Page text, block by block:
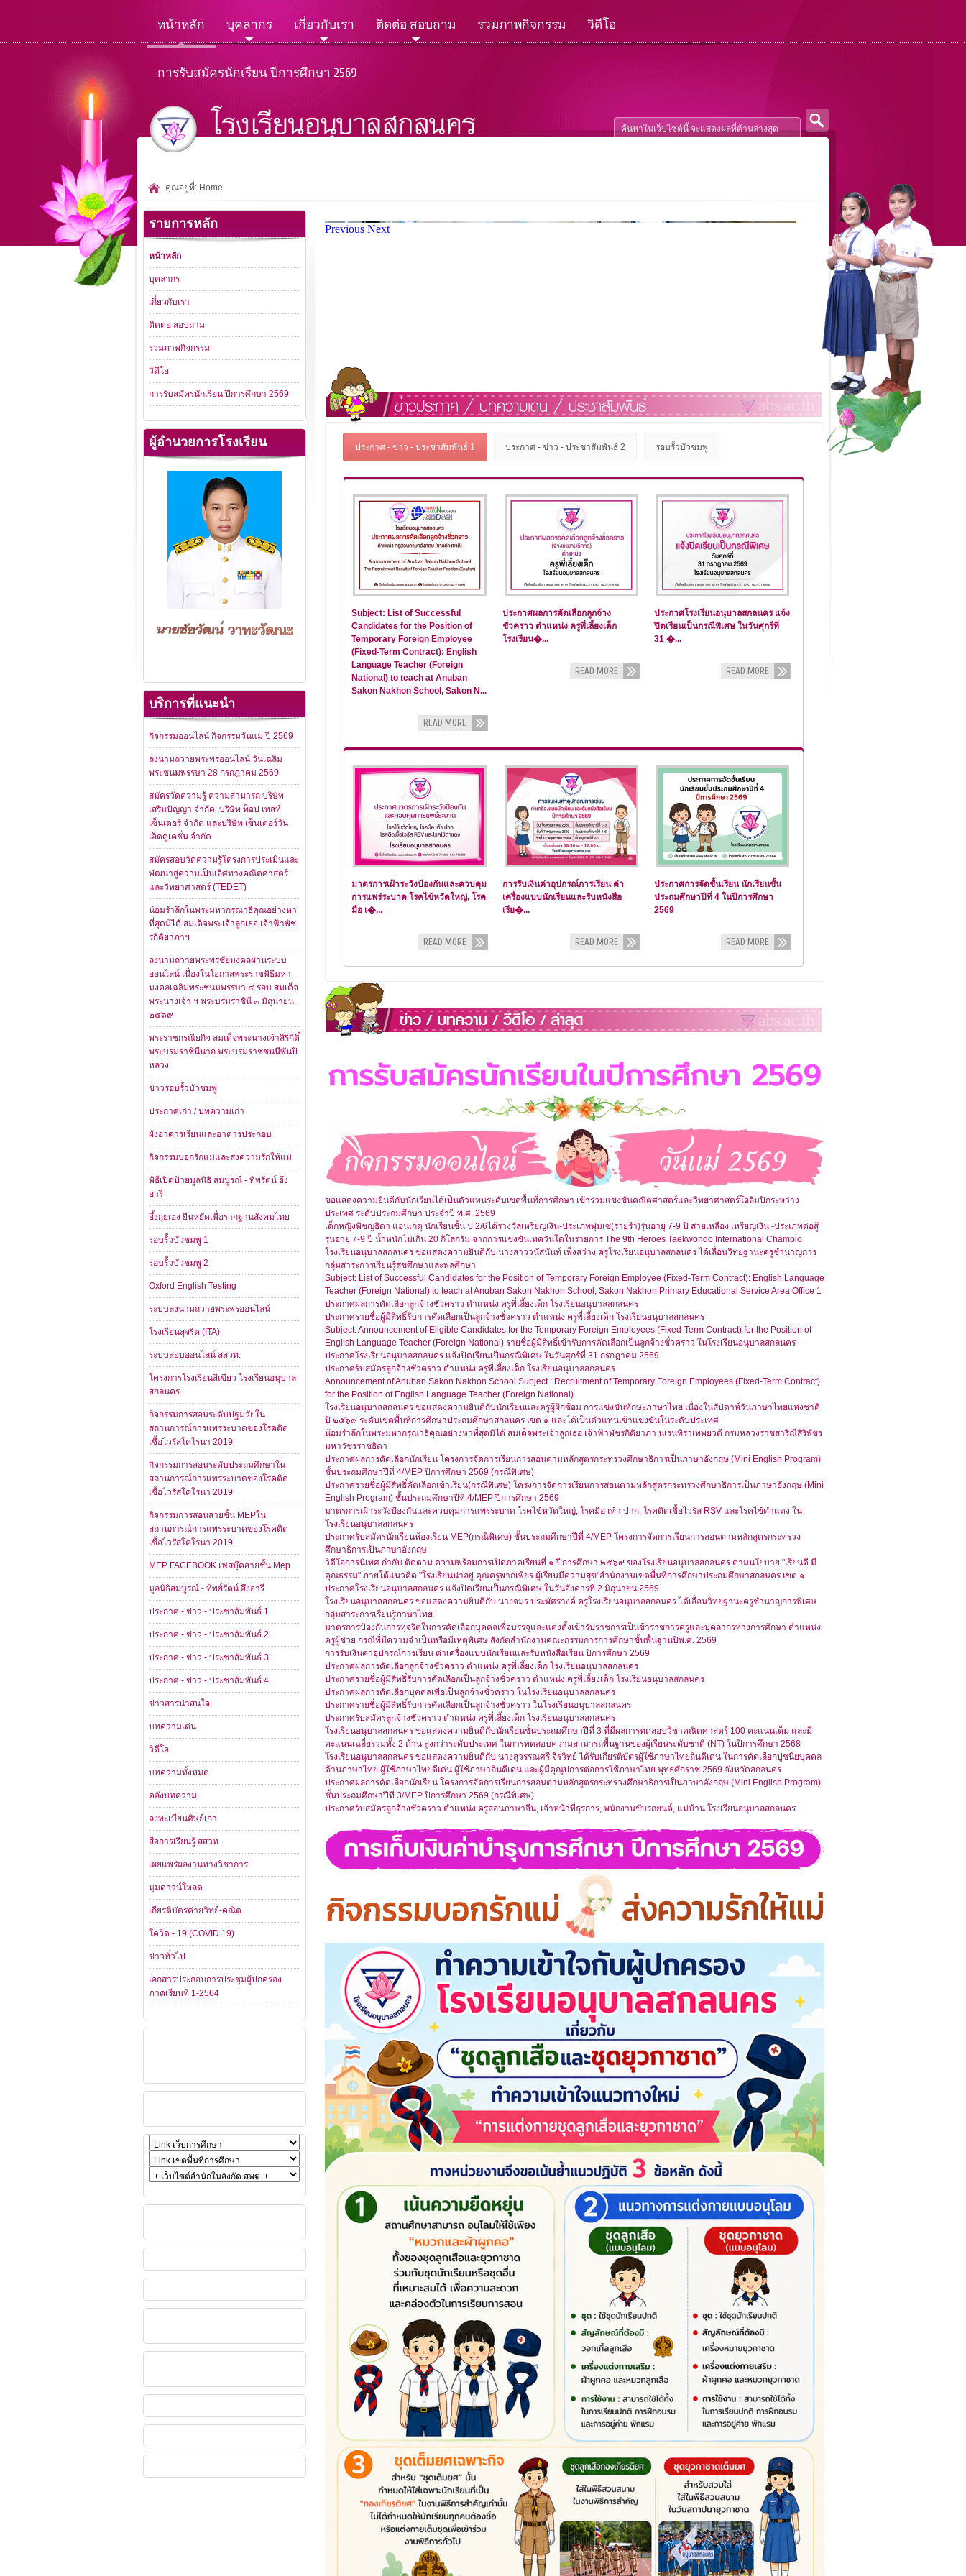
หน้าหลัก บุคลากร เกี่ยวกับเรา ติดต่อ สอบถาม รวมภาพกิจกรรม วิดีโอ
การรับสมัครนักเรียน ปีการศึกษา 2569
คุณอยู่ที่: Home
ประกาศ - ข่าว - ประชาสัมพันธ์ 1 ประกาศ - ข่าว - ประชาสัมพันธ์ 2 รอบรั้วบัวชมพู
Subject: List of Successful
Candidates for the Position of
Temporary Foreign Employee
(Fixed-Term Contract): English
Language Teacher (Foreign
National) to teach at Anuban
Sakon Nakhon School, Sakon N...
READ MORE
ประกาศผลการคัดเลือกลูกจ้าง
ชั่วคราว ตำแหน่ง ครูพี่เลี้ยงเด็ก
โรงเรียน�...
READ MORE
ประกาศโรงเรียนอนุบาลสกลนคร แจ้ง
ปิดเรียนเป็นกรณีพิเศษ ในวันศุกร์ที่
31 �...
READ MORE
มาตรการเฝ้าระวังป้องกันและควบคุม
การแพร่ระบาด โรคไข้หวัดใหญ่, โรค
มือ เ�...
READ MORE
การรับเงินค่าอุปกรณ์การเรียน ค่า
เครื่องแบบนักเรียนและรับหนังสือ
เรีย�...
READ MORE
ประกาศการจัดชั้นเรียน นักเรียนชั้น
ประถมศึกษาปีที่ 4 ในปีการศึกษา
2569
READ MORE
ขอแสดงความยินดีกับนักเรียนได้เป็นตัวแทนระดับเขตพื้นที่การศึกษา เข้าร่วมแข่งขันคณิตศาสตร์และวิทยาศาสตร์โอลิมปิกระหว่าง
ประเทศ ระดับประถมศึกษา ประจำปี พ.ศ. 2569
เด็กหญิงพิชญธิดา แฮนเกตุ นักเรียนชั้น ป 2/6ได้รางวัลเหรียญเงิน-ประเภทพุ่มเซ่(ร่ายรำ)รุ่นอายุ 7-9 ปี สายเหลือง เหรียญเงิน -ประเภทต่อสู้
รุ่นอายุ 7-9 ปี น้ำหนักไม่เกิน 20 กิโลกรัม จากการแข่งขันเทควันโดในรายการ The 9th Heroes Taekwondo International Champio
โรงเรียนอนุบาลสกลนคร ขอแสดงความยินดีกับ นางสาววนัสนันท์ เพ็งสว่าง ครูโรงเรียนอนุบาลสกลนคร ได้เลื่อนวิทยฐานะครูชำนาญการ
กลุ่มสาระการเรียนรู้สุขศึกษาและพลศึกษา
Subject: List of Successful Candidates for the Position of Temporary Foreign Employee (Fixed-Term Contract): English Language
Teacher (Foreign National) to teach at Anuban Sakon Nakhon School, Sakon Nakhon Primary Educational Service Area Office 1
ประกาศผลการคัดเลือกลูกจ้างชั่วคราว ตำแหน่ง ครูพี่เลี้ยงเด็ก โรงเรียนอนุบาลสกลนคร
ประกาศรายชื่อผู้มีสิทธิ์รับการคัดเลือกเป็นลูกจ้างชั่วคราว ตำแหน่ง ครูพี่เลี้ยงเด็ก โรงเรียนอนุบาลสกลนคร
Subject: Announcement of Eligible Candidates for the Temporary Foreign Employees (Fixed-Term Contract) for the Position of
English Language Teacher (Foreign National) รายชื่อผู้มีสิทธิ์เข้ารับการคัดเลือกเป็นลูกจ้างชั่วคราว ในโรงเรียนอนุบาลสกลนคร
ประกาศโรงเรียนอนุบาลสกลนคร แจ้งปิดเรียนเป็นกรณีพิเศษ ในวันศุกร์ที่ 31 กรกฎาคม 2569
ประกาศรับสมัครลูกจ้างชั่วคราว ตำแหน่ง ครูพี่เลี้ยงเด็ก โรงเรียนอนุบาลสกลนคร
Announcement of Anuban Sakon Nakhon School Subject : Recruitment of Temporary Foreign Employees (Fixed-Term Contract)
for the Position of English Language Teacher (Foreign National)
โรงเรียนอนุบาลสกลนคร ขอแสดงความยินดีกับนักเรียนและครูผู้ฝึกซ้อม การแข่งขันทักษะภาษาไทย เนื่องในสัปดาห์วันภาษาไทยแห่งชาติ
ปี ๒๕๖๙ ระดับเขตพื้นที่การศึกษาประถมศึกษาสกลนคร เขต ๑ และได้เป็นตัวแทนเข้าแข่งขันในระดับประเทศ
น้อมรำลึกในพระมหากรุณาธิคุณอย่างหาที่สุดมิได้ สมเด็จพระเจ้าลูกเธอ เจ้าฟ้าพัชรกิติยาภา นเรนทิราเทพยวดี กรมหลวงราชสาริณีสิริพัชร
มหาวัชรราชธิดา
ประกาศผลการคัดเลือกนักเรียน โครงการจัดการเรียนการสอนตามหลักสูตรกระทรวงศึกษาธิการเป็นภาษาอังกฤษ (Mini English Program)
ชั้นประถมศึกษาปีที่ 4/MEP ปีการศึกษา 2569 (กรณีพิเศษ)
ประกาศรายชื่อผู้มีสิทธิ์คัดเลือกเข้าเรียน(กรณีพิเศษ) โครงการจัดการเรียนการสอนตามหลักสูตรกระทรวงศึกษาธิการเป็นภาษาอังกฤษ (Mini
English Program) ชั้นประถมศึกษาปีที่ 4/MEP ปีการศึกษา 2569
มาตรการเฝ้าระวังป้องกันและควบคุมการแพร่ระบาด โรคไข้หวัดใหญ่, โรคมือ เท้า ปาก, โรคติดเชื้อไวรัส RSV และโรคไข้ดำแดง ใน
โรงเรียนอนุบาลสกลนคร
ประกาศรับสมัครนักเรียนห้องเรียน MEP(กรณีพิเศษ) ชั้นประถมศึกษาปีที่ 4/MEP โครงการจัดการเรียนการสอนตามหลักสูตรกระทรวง
ศึกษาธิการเป็นภาษาอังกฤษ
วิดีโอการนิเทศ กำกับ ติดตาม ความพร้อมการเปิดภาคเรียนที่ ๑ ปีการศึกษา ๒๕๖๙ ของโรงเรียนอนุบาลสกลนคร ตามนโยบาย "เรียนดี มี
คุณธรรม" ภายใต้แนวคิด "โรงเรียนน่าอยู่ คุณครูพากเพียร ผู้เรียนมีความสุข"สำนักงานเขตพื้นที่การศึกษาประถมศึกษาสกลนคร เขต ๑
ประกาศโรงเรียนอนุบาลสกลนคร แจ้งปิดเรียนเป็นกรณีพิเศษ ในวันอังคารที่ 2 มิถุนายน 2569
โรงเรียนอนุบาลสกลนคร ขอแสดงความยินดีกับ นางจมร ประพัศรางค์ ครูโรงเรียนอนุบาลสกลนคร ได้เลื่อนวิทยฐานะครูชำนาญการพิเศษ
กลุ่มสาระการเรียนรู้ภาษาไทย
มาตรการป้องกันการทุจริตในการคัดเลือกบุคคลเพื่อบรรจุและแต่งตั้งเข้ารับราชการเป็นข้าราชการครูและบุคลากรทางการศึกษา ตำแหน่ง
ครูผู้ช่วย กรณีที่มีความจำเป็นหรือมีเหตุพิเศษ สังกัดสำนักงานคณะกรรมการการศึกษาขั้นพื้นฐานปีพ.ศ. 2569
การรับเงินค่าอุปกรณ์การเรียน ค่าเครื่องแบบนักเรียนและรับหนังสือเรียน ปีการศึกษา 2569
ประกาศผลการคัดเลือกลูกจ้างชั่วคราว ตำแหน่ง ครูพี่เลี้ยงเด็ก โรงเรียนอนุบาลสกลนคร
ประกาศรายชื่อผู้มีสิทธิ์รับการคัดเลือกเป็นลูกจ้างชั่วคราว ตำแหน่ง ครูพี่เลี้ยงเด็ก โรงเรียนอนุบาลสกลนคร
ประกาศผลการคัดเลือกบุคคลเพื่อเป็นลูกจ้างชั่วคราว ในโรงเรียนอนุบาลสกลนคร
ประกาศรายชื่อผู้มีสิทธิ์รับการคัดเลือกเป็นลูกจ้างชั่วคราว ในโรงเรียนอนุบาลสกลนคร
ประกาศรับสมัครลูกจ้างชั่วคราว ตำแหน่ง ครูพี่เลี้ยงเด็ก โรงเรียนอนุบาลสกลนคร
โรงเรียนอนุบาลสกลนคร ขอแสดงความยินดีกับนักเรียนชั้นประถมศึกษาปีที่ 3 ที่มีผลการทดสอบวิชาคณิตศาสตร์ 100 คะแนนเต็ม และมี
คะแนนเฉลี่ยรวมทั้ง 2 ด้าน สูงกว่าระดับประเทศ ในการทดสอบความสามารถพื้นฐานของผู้เรียนระดับชาติ (NT) ในปีการศึกษา 2568
โรงเรียนอนุบาลสกลนคร ขอแสดงความยินดีกับ นางสุวรรณศรี จีรวิทย์ ได้รับเกียรติบัตรผู้ใช้ภาษาไทยถิ่นดีเด่น ในการคัดเลือกปูชนียบุคคล
ด้านภาษาไทย ผู้ใช้ภาษาไทยดีเด่น ผู้ใช้ภาษาถิ่นดีเด่น และผู้มีคุณูปการต่อการใช้ภาษาไทย พุทธศักราช 2569 จังหวัดสกลนคร
ประกาศผลการคัดเลือกนักเรียน โครงการจัดการเรียนการสอนตามหลักสูตรกระทรวงศึกษาธิการเป็นภาษาอังกฤษ (Mini English Program)
ชั้นประถมศึกษาปีที่ 3/MEP ปีการศึกษา 2569 (กรณีพิเศษ)
ประกาศรับสมัครลูกจ้างชั่วคราว ตำแหน่ง ครูสอนภาษาจีน, เจ้าหน้าที่ธุรการ, พนักงานขับรถยนต์, แม่บ้าน โรงเรียนอนุบาลสกลนคร
รายการหลัก
หน้าหลัก
บุคลากร
เกี่ยวกับเรา
ติดต่อ สอบถาม
รวมภาพกิจกรรม
วิดีโอ
การรับสมัครนักเรียน ปีการศึกษา 2569
ผู้อำนวยการโรงเรียน
บริการที่แนะนำ
กิจกรรมออนไลน์ กิจกรรมวันแม่ ปี 2569
ลงนามถวายพระพรออนไลน์ วันเฉลิม
พระชนมพรรษา 28 กรกฎาคม 2569
สมัครวัดความรู้ ความสามารถ บริษัท
เสริมปัญญา จำกัด ,บริษัท ท็อป เทสท์
เซ็นเตอร์ จำกัด และบริษัท เซ็นเตอร์วัน
เอ็ดดูเคชั่น จำกัด
สมัครสอบวัดความรู้โครงการประเมินและ
พัฒนาสู่ความเป็นเลิศทางคณิตศาสตร์
และวิทยาศาสตร์ (TEDET)
น้อมรำลึกในพระมหากรุณาธิคุณอย่างหา
ที่สุดมิได้ สมเด็จพระเจ้าลูกเธอ เจ้าฟ้าพัช
รกิติยาภาฯ
ลงนามถวายพระพรชัยมงคลผ่านระบบ
ออนไลน์ เนื่องในโอกาสพระราชพิธีมหา
มงคลเฉลิมพระชนมพรรษา ๔ รอบ สมเด็จ
พระนางเจ้า ฯ พระบรมราชินี ๓ มิถุนายน
๒๕๖๙
พระราชกรณียกิจ สมเด็จพระนางเจ้าสิริกิติ์
พระบรมราชินีนาถ พระบรมราชชนนีพันปี
หลวง
ข่าวรอบรั้วบัวชมพู
ประกาศเก่า / บทความเก่า
ผังอาคารเรียนและอาคารประกอบ
กิจกรรมบอกรักแม่และส่งความรักให้แม่
พิธีเปิดป้ายมูลนิธิ สมบูรณ์ - ทิพรัตน์ อึง
อารี
อึ้งกุ่ยเฮง ยืนหยัดเพื่อรากฐานสังคมไทย
รอบรั้วบัวชมพู 1
รอบรั้วบัวชมพู 2
Oxford English Testing
ระบบลงนามถวายพระพรออนไลน์
โรงเรียนสุจริต (ITA)
ระบบสอบออนไลน์ สสวท.
โครงการโรงเรียนสีเขียว โรงเรียนอนุบาล
สกลนคร
กิจกรรมการสอนระดับปฐมวัยใน
สถานการณ์การแพร่ระบาดของโรคติด
เชื้อไวรัสโคโรนา 2019
กิจกรรมการสอนระดับประถมศึกษาใน
สถานการณ์การแพร่ระบาดของโรคติด
เชื้อไวรัสโคโรนา 2019
กิจกรรมการสอนสายชั้น MEPใน
สถานการณ์การแพร่ระบาดของโรคติด
เชื้อไวรัสโคโรนา 2019
MEP FACEBOOK เฟสบุ๊คสายชั้น Mep
มูลนิธิสมบูรณ์ - ทิพย์รัตน์ อึงอารี
ประกาศ - ข่าว - ประชาสัมพันธ์ 1
ประกาศ - ข่าว - ประชาสัมพันธ์ 2
ประกาศ - ข่าว - ประชาสัมพันธ์ 3
ประกาศ - ข่าว - ประชาสัมพันธ์ 4
ข่าวสารน่าสนใจ
บทความเด่น
วิดีโอ
บทความทั้งหมด
คลังบทความ
ลงทะเบียนศิษย์เก่า
สื่อการเรียนรู้ สสวท.
เผยแพร่ผลงานทางวิชาการ
มุมดาวน์โหลด
เกียรติบัตรค่ายวิทย์-คณิต
โควิด - 19 (COVID 19)
ข่าวทั่วไป
เอกสารประกอบการประชุมผู้ปกครอง
ภาคเรียนที่ 1-2564